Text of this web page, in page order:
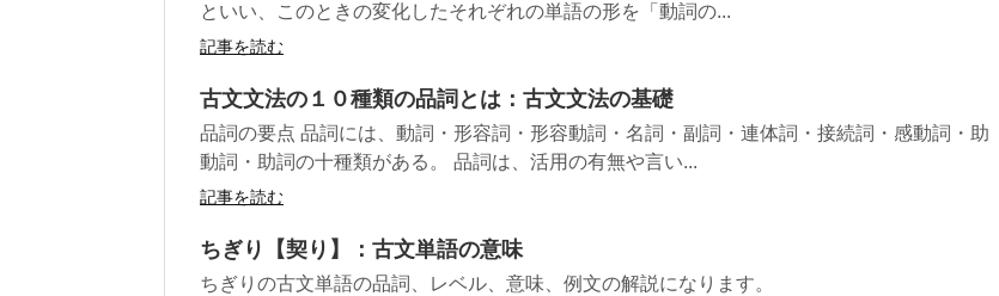
といい、このときの変化したそれぞれの単語の形を「動詞の...
記事を読む
古文文法の１０種類の品詞とは：古文文法の基礎
品詞の要点 品詞には、動詞・形容詞・形容動詞・名詞・副詞・連体詞・接続詞・感動詞・助
動詞・助詞の十種類がある。 品詞は、活用の有無や言い...
記事を読む
ちぎり【契り】：古文単語の意味
ちぎりの古文単語の品詞、レベル、意味、例文の解説になります。